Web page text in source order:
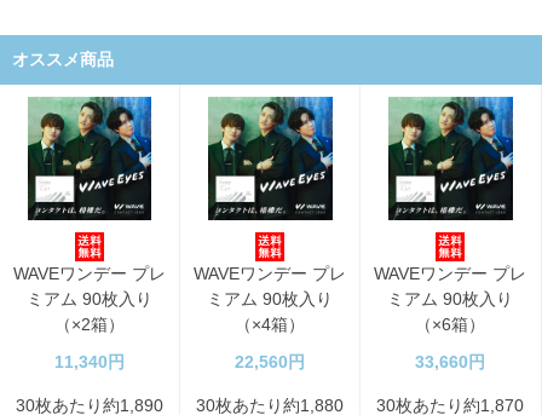
オススメ商品
WAVEワンデー プレ
ミアム 90枚入り
（×2箱）
11,340円
30枚あたり約1,890
WAVEワンデー プレ
ミアム 90枚入り
（×4箱）
22,560円
30枚あたり約1,880
WAVEワンデー プレ
ミアム 90枚入り
（×6箱）
33,660円
30枚あたり約1,870